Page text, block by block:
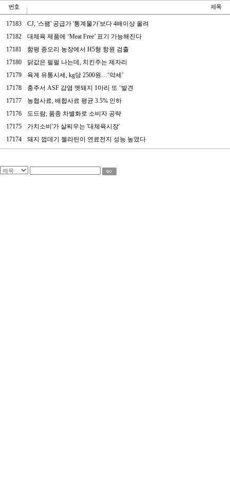
17183
CJ, '스팸' 공급가 '통계물가'보다 4배이상 올려
17182
대체육 제품에 ‘Meat Free’ 표기 가능해진다
17181
함평 종오리 농장에서 H5형 항원 검출
17180
닭값은 펄펄 나는데, 치킨주는 제자리
17179
육계 유통시세, kg당 2500원…‘약세’
17178
충주서 ASF 감염 멧돼지 1마리 또 ‘발견
17177
농협사료, 배합사료 평균 3.5% 인하
17176
도드람, 품종 차별화로 소비자 공략
17175
가치소비'가 살찌우는 '대체육시장'
17174
돼지 껍데기 젤라틴이 연료전지 성능 높였다